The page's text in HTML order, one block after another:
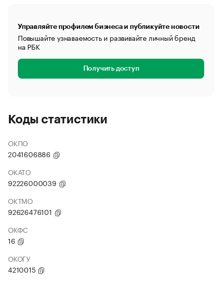
Управляйте профилем бизнеса и публикуйте новости
Повышайте узнаваемость и развивайте личный бренд
на РБК
Получить доступ
Коды статистики
ОКПО
2041606886
ОКАТО
92226000039
ОКТМО
92626476101
ОКФС
16
ОКОГУ
4210015